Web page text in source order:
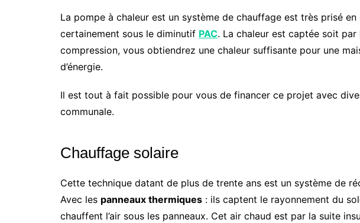
La pompe à chaleur est un système de chauffage est très prisé en
certainement sous le diminutif PAC. La chaleur est captée soit par
compression, vous obtiendrez une chaleur suffisante pour une
d’énergie.
Il est tout à fait possible pour vous de financer ce projet avec
communale.
Chauffage solaire
Cette technique datant de plus de trente ans est un système de
Avec les panneaux thermiques : ils captent le rayonnement du
chauffent l’air sous les panneaux. Cet air chaud est par la suite